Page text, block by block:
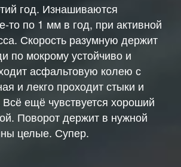
год. Изнашиваются
то по 1 мм в год, при активной
Скорость разумную держит
по мокрому устойчиво и
асфальтовую колею с
и лекго проходит стыки и
ещё чувствуется хороший
Поворот держит в нужной
целые. Супер.